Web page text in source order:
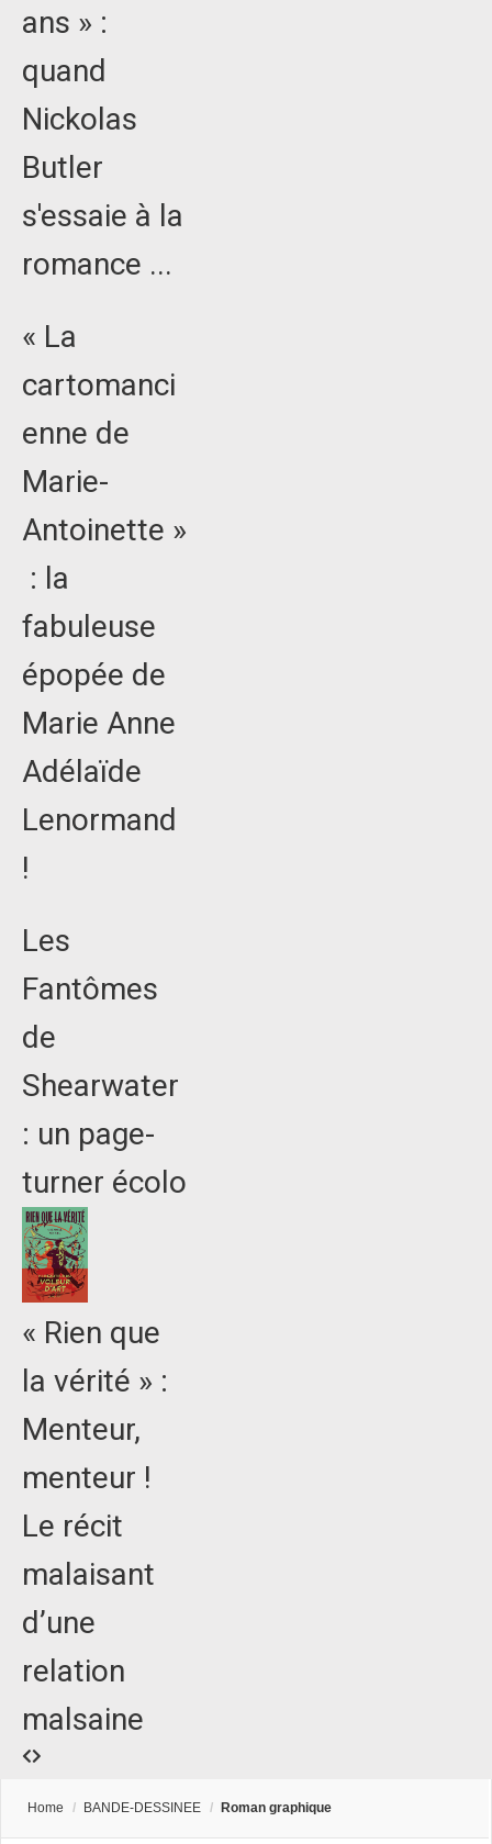
ans » :
quand
Nickolas
Butler
s'essaie à la
romance ...
« La
cartomanci
enne de
Marie-
Antoinette »
: la
fabuleuse
épopée de
Marie Anne
Adélaïde
Lenormand
!
Les
Fantômes
de
Shearwater
: un page-
turner écolo
« Rien que
la vérité » :
Menteur,
menteur !
Le récit
malaisant
d’une
relation
malsaine
Home / BANDE-DESSINEE / Roman graphique